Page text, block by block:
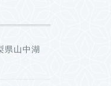
県山中湖